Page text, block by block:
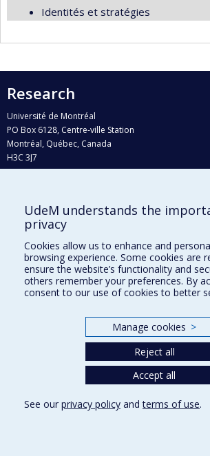
Identités et stratégies
Research
Université de Montréal
PO Box 6128, Centre-ville Station
Montréal, Québec, Canada
H3C 3J7
Who does what?
Find us
Site map
Accessibility
UdeM understands the
privacy
Cookies allow us to enhance and
browsing experience. Some cookies are
ensure the website’s functionality and
others remember your preferences. By
consent to our use of cookies to better
Manage cookies >
Reject all
Accept all
See our privacy policy andterms of use.